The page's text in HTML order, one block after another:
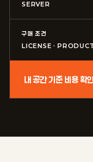
SERVER
구매 조건
LICENSE ·
내 공간 기준 비용 확인